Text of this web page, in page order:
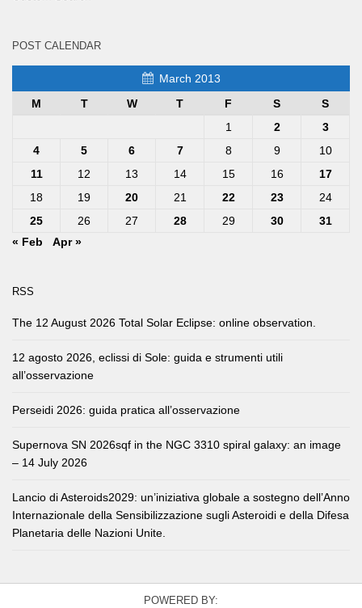
POST CALENDAR
March 2013
M
T W T F S
S
1
2
3
4
5 6 7 8 9
10
11
12 13 14 15 16
17
18
19 20 21 22 23
24
25
26 27 28 29 30
31
« Feb
Apr »
RSS
The 12 August 2026 Total Solar Eclipse: online observation.
12 agosto 2026, eclissi di Sole: guida e strumenti utili
all’osservazione
Perseidi 2026: guida pratica all’osservazione
Supernova SN 2026sqf in the NGC 3310 spiral galaxy: an image
– 14 July 2026
Lancio di Asteroids2029: un’iniziativa globale a sostegno dell’Anno
Internazionale della Sensibilizzazione sugli Asteroidi e della Difesa
Planetaria delle Nazioni Unite.
POWERED BY: